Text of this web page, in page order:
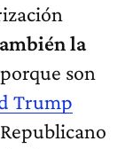
la
porque son
Trump